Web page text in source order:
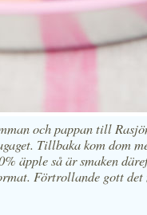
och pappan till
Tillbaka kom dom
äpple så är smaken
Förtrollande gott det